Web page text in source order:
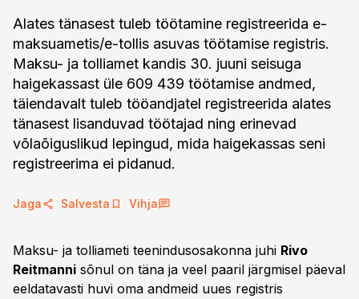
Alates tänasest tuleb töötamine registreerida e-
maksuametis/e-tollis asuvas töötamise registris.
Maksu- ja tolliamet kandis 30. juuni seisuga
haigekassast üle 609 439 töötamise andmed,
täiendavalt tuleb tööandjatel registreerida alates
tänasest lisanduvad töötajad ning erinevad
võlaõiguslikud lepingud, mida haigekassas seni
registreerima ei pidanud.
Jaga Salvesta Vihja
Maksu- ja tolliameti teenindusosakonna juhi Rivo
Reitmanni sõnul on täna ja veel paaril järgmisel päeval
eeldatavasti huvi oma andmeid uues registris